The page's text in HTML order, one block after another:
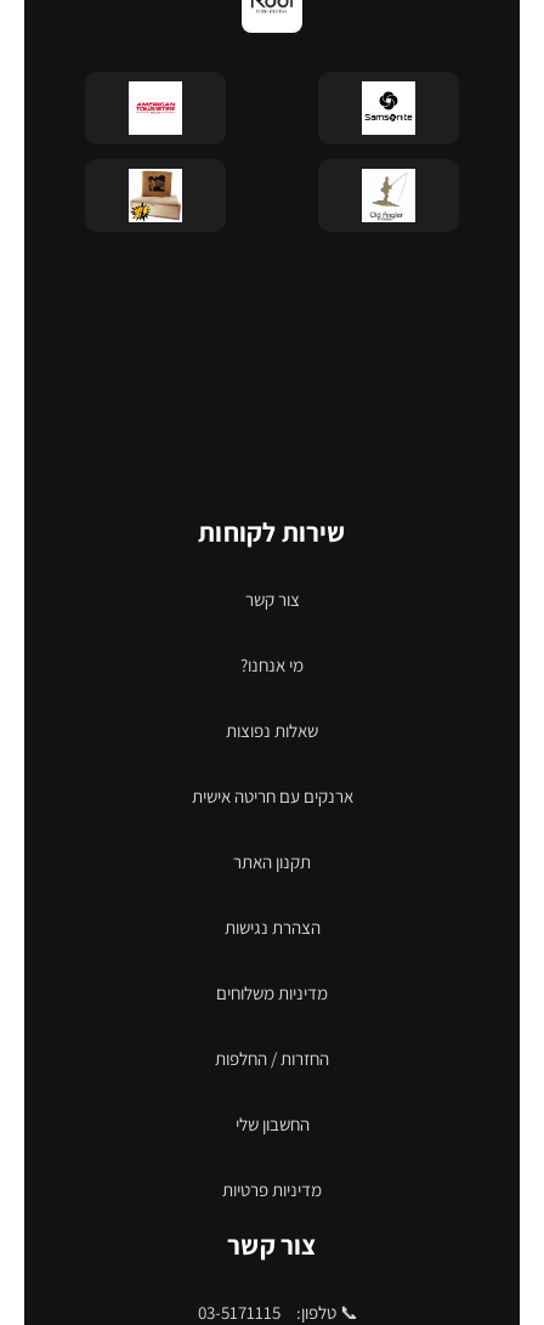
שירות לקוחות
צור קשר
מי אנחנו?
שאלות נפוצות
ארנקים עם חריטה אישית
תקנון האתר
הצהרת נגישות
מדיניות משלוחים
החזרות / החלפות
החשבון שלי
מדיניות פרטיות
צור קשר
📞 טלפון: 03-5171115